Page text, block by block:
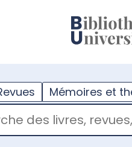
Mémoires et
"TOUT"